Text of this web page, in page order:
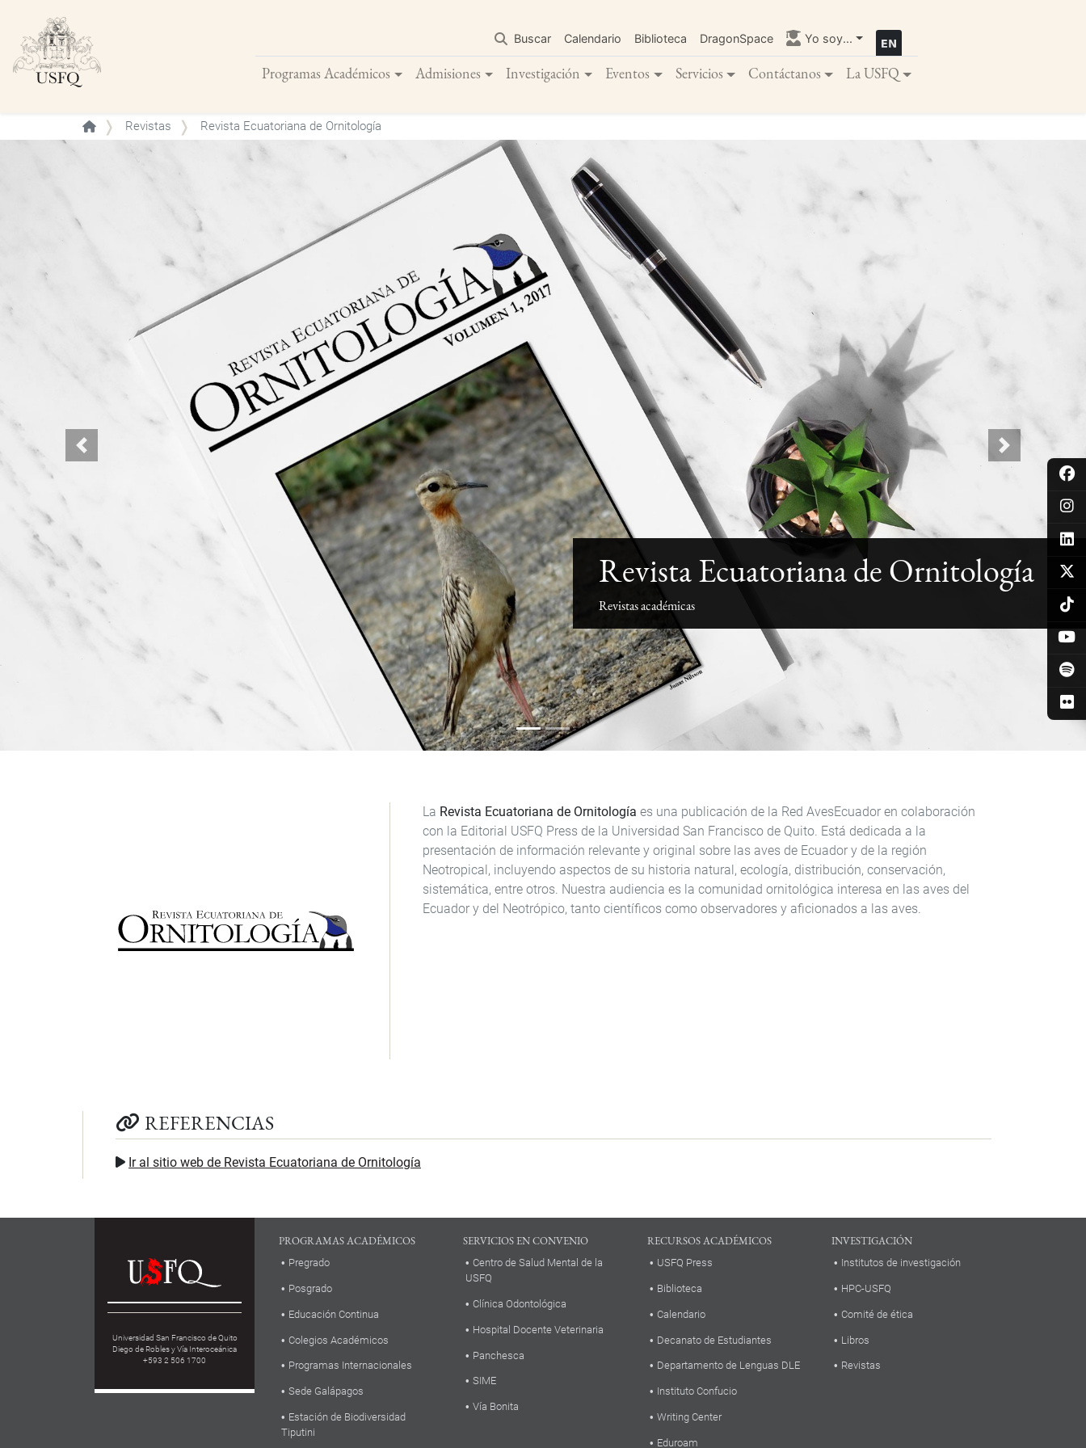
contenido
principal
Buscar Calendario Biblioteca DragonSpace Yo soy...
Programas Académicos Admisiones Investigación Eventos Servicios Contáctanos La USFQ
Buscar
Revistas Revista Ecuatoriana de Ornitología
Previous Next
Revista Ecuatoriana de Ornitología
Revistas académicas
La Revista Ecuatoriana de Ornitología es una publicación de la Red AvesEcuador en colaboración
con la Editorial USFQ Press de la Universidad San Francisco de Quito. Está dedicada a la
presentación de información relevante y original sobre las aves de Ecuador y de la región
Neotropical, incluyendo aspectos de su historia natural, ecología, distribución, conservación,
sistemática, entre otros. Nuestra audiencia es la comunidad ornitológica interesa en las aves del
Ecuador y del Neotrópico, tanto científicos como observadores y aficionados a las aves.
REFERENCIAS
Ir al sitio web de Revista Ecuatoriana de Ornitología
Universidad San Francisco de Quito
Diego de Robles y Vía Interoceánica
+593 2 506 1700
PROGRAMAS ACADÉMICOS
Pregrado
Posgrado
Educación Continua
Colegios Académicos
Programas Internacionales
Sede Galápagos
Estación de Biodiversidad
Tiputini
SERVICIOS EN CONVENIO
Centro de Salud Mental de la
USFQ
Clínica Odontológica
Hospital Docente Veterinaria
Panchesca
SIME
Vía Bonita
RECURSOS ACADÉMICOS
USFQ Press
Biblioteca
Calendario
Decanato de Estudiantes
Departamento de Lenguas DLE
Instituto Confucio
Writing Center
Eduroam
INVESTIGACIÓN
Institutos de investigación
HPC-USFQ
Comité de ética
Libros
Revistas